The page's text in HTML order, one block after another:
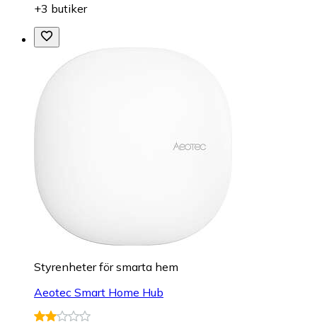
+3 butiker
Styrenheter för smarta hem
Aeotec Smart Home Hub